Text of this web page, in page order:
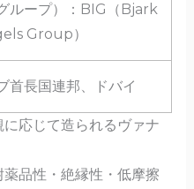
ループ）：BIG（Bjark
Group）
首長国連邦、ドバイ
応じて造られるヴァナ
品性・絶縁性・低摩擦